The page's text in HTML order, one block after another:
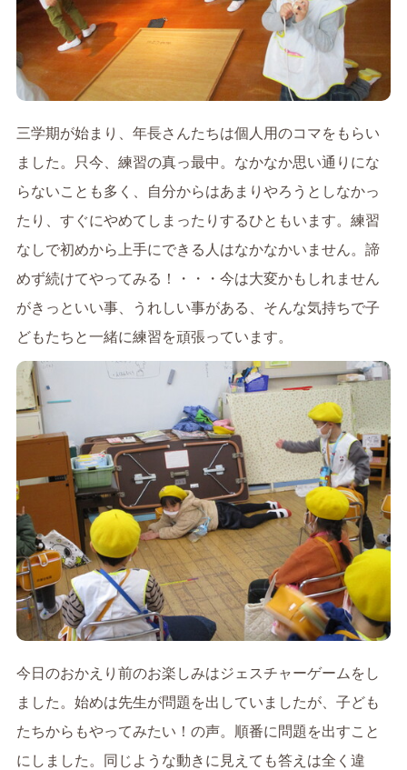
三学期が始まり、年長さんたちは個人用のコマをもらい
ました。只今、練習の真っ最中。なかなか思い通りにな
らないことも多く、自分からはあまりやろうとしなかっ
たり、すぐにやめてしまったりするひともいます。練習
なしで初めから上手にできる人はなかなかいません。諦
めず続けてやってみる！・・・今は大変かもしれません
がきっといい事、うれしい事がある、そんな気持ちで子
どもたちと一緒に練習を頑張っています。
今日のおかえり前のお楽しみはジェスチャーゲームをし
ました。始めは先生が問題を出していましたが、子ども
たちからもやってみたい！の声。順番に問題を出すこと
にしました。同じような動きに見えても答えは全く違